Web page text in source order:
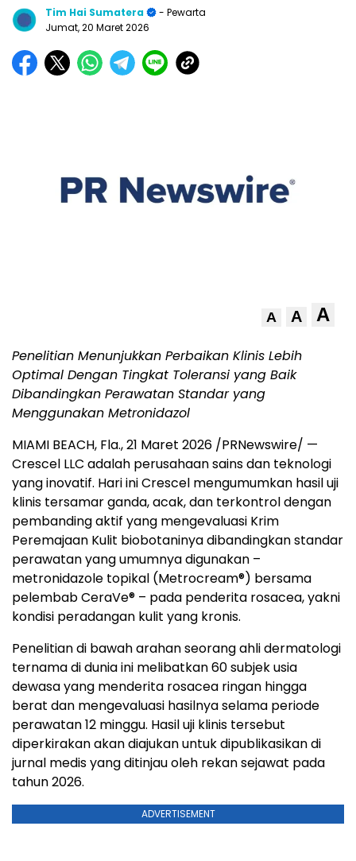
Tim Hai Sumatera
- Pewarta
Jumat, 20 Maret 2026
A A A
Penelitian Menunjukkan Perbaikan Klinis Lebih
Optimal Dengan Tingkat Toleransi yang Baik
Dibandingkan Perawatan Standar yang
Menggunakan Metronidazol
MIAMI BEACH, Fla.,21 Maret 2026 /PRNewswire/ —
Crescel LLC adalah perusahaan sains dan teknologi
yang inovatif. Hari ini Crescel mengumumkan hasil uji
klinis tersamar ganda, acak, dan terkontrol dengan
pembanding aktif yang mengevaluasi Krim
Peremajaan Kulit biobotaninya dibandingkan standar
perawatan yang umumnya digunakan –
metronidazole topikal (Metrocream®) bersama
pelembab CeraVe® – pada penderita rosacea, yakni
kondisi peradangan kulit yang kronis.
Penelitian di bawah arahan seorang ahli dermatologi
ternama di dunia ini melibatkan 60 subjek usia
dewasa yang menderita rosacea ringan hingga
berat dan mengevaluasi hasilnya selama periode
perawatan 12 minggu. Hasil uji klinis tersebut
diperkirakan akan diajukan untuk dipublikasikan di
jurnal medis yang ditinjau oleh rekan sejawat pada
tahun 2026.
ADVERTISEMENT